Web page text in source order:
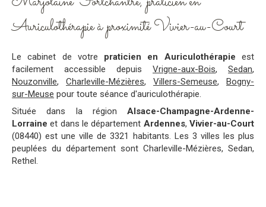
Auriculothérapie à proximité Vivier-au-Court
Le cabinet de votre praticien en Auriculothérapie est
facilement accessible depuis Vrigne-aux-Bois, Sedan,
Nouzonville, Charleville-Mézières, Villers-Semeuse,
Bogny-
sur-Meuse pour toute séance d'auriculothérapie.
Située dans la région Alsace-Champagne-Ardenne-
Lorraine et dans le département Ardennes,Vivier-au-Court
(08440) est une ville de 3321 habitants. Les 3 villes les plus
peuplées du département sont Charleville-Mézières, Sedan,
Rethel.